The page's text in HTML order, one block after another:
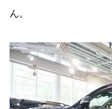
ん。